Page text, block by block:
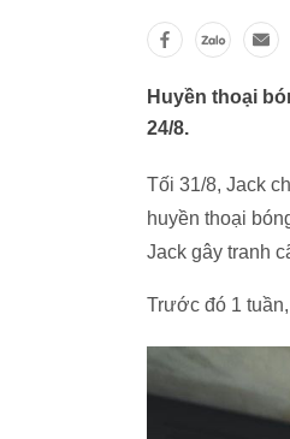
Huyền thoại
24/8.
Tối 31/8, Jack
huyền thoại
Jack gây tranh
Trước đó 1 tuần,